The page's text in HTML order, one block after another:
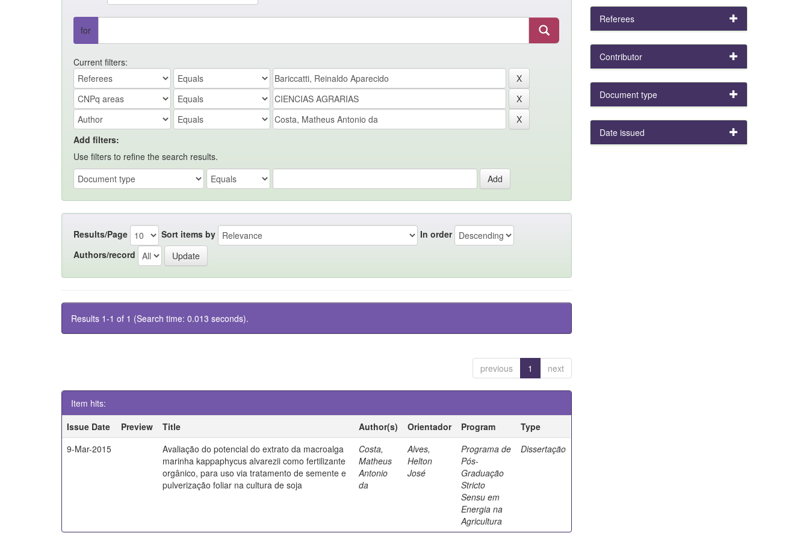
for
Current filters:
Add filters:
Use filters to refine the search results.
Results/Page Sort items by
In order
Authors/record
Results 1-1 of 1 (Search time: 0.013 seconds).
previous 1 next
Item hits:
Issue Date
Preview Title Author(s) Orientador Program
Type
9-Mar-2015
Avaliação do potencial do extrato da macroalga
marinha kappaphycus alvarezii como fertilizante
orgânico, para uso via tratamento de semente e
pulverização foliar na cultura de soja
Costa,
Matheus
Antonio
da
Alves,
Helton
José
Programa de
Pós-
Graduação
Stricto
Sensu em
Energia na
Agricultura
Dissertação
Referees
Contributor
Document type
Date issued